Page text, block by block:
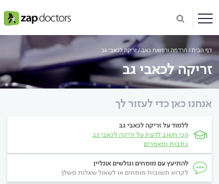
דף הבית הרדמה ורפואת כאב זריקה לכאבי גב
זריקה לכאבי גב
אנחנו כאן כדי לעזור לך
ללמוד על זריקה לכאבי גב
הכי חשוב לדעת על זריקה לכאבי גב
כתבות ומאמרים
להתיעץ עם מומחים וגולשים אונליין
לקרוא תשובות מומחים או לשאול שאלות משלך